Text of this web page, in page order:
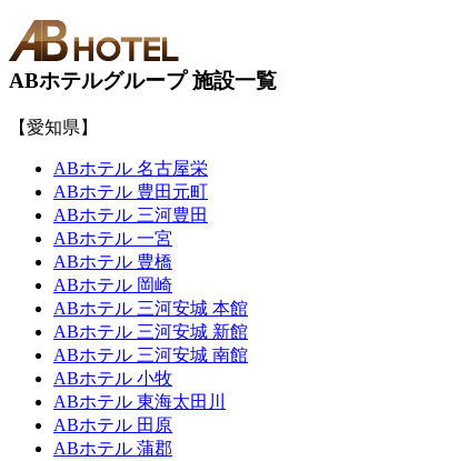
ABホテルグループ 施設一覧
【愛知県】
ABホテル 名古屋栄
ABホテル 豊田元町
ABホテル 三河豊田
ABホテル 一宮
ABホテル 豊橋
ABホテル 岡崎
ABホテル 三河安城 本館
ABホテル 三河安城 新館
ABホテル 三河安城 南館
ABホテル 小牧
ABホテル 東海太田川
ABホテル 田原
ABホテル 蒲郡